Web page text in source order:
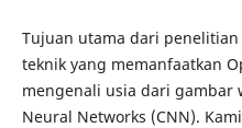
Tujuan utama dari
teknik yang memanfaatkan
mengenali usia dari gambar
Neural Networks (CNN).